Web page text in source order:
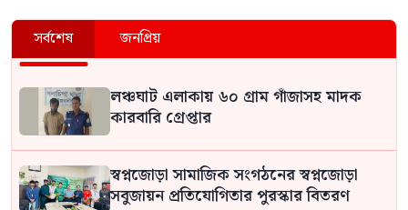
সর্বশেষ জনপ্রিয়
লঞ্চঘাট এলাকায় ৬০ গ্রাম গাঁজাসহ মাদক
কারবারি গ্রেপ্তার
স্বপ্নজোড়া সামাজিক সংগঠনের স্বপ্নজোড়া
সবুজায়ন প্রতিযোগিতার পুরস্কার বিতরণ